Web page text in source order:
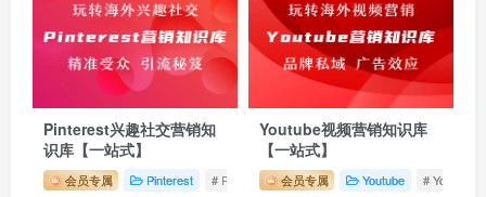
Pinterest兴趣社交营销知
识库【一站式】
会员专属 Pinterest # Pinterest教程
Youtube视频营销知识库
【一站式】
会员专属 Youtube # Youtube